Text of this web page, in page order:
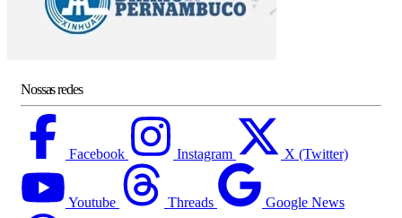
Nossas redes
Facebook Instagram X (Twitter)
Youtube Threads Google News